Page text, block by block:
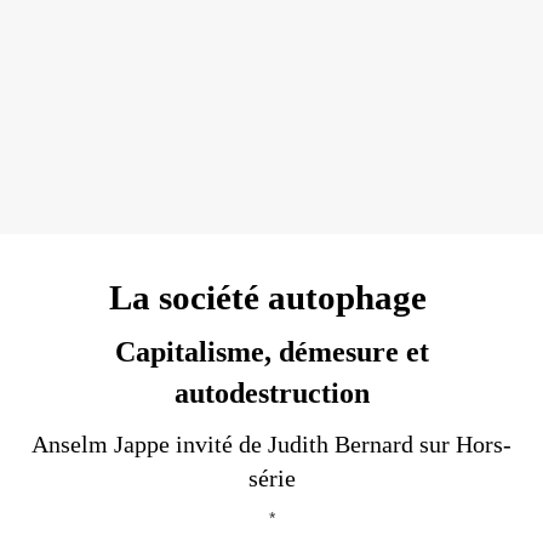
La société autophage
Capitalisme, démesure et
autodestruction
Anselm Jappe invité de Judith Bernard sur Hors-
série
*